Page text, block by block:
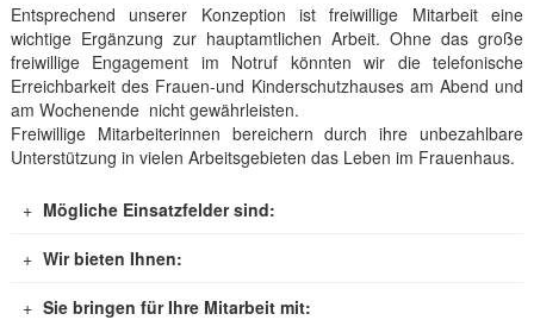
Entsprechend unserer Konzeption ist freiwillige Mitarbeit eine
wichtige Ergänzung zur hauptamtlichen Arbeit. Ohne das große
freiwillige Engagement im Notruf könnten wir die telefonische
Erreichbarkeit des Frauen-und Kinderschutzhauses am Abend und
am Wochenende nicht gewährleisten.
Freiwillige Mitarbeiterinnen bereichern durch ihre unbezahlbare
Unterstützung in vielen Arbeitsgebieten das Leben im Frauenhaus.
Mögliche Einsatzfelder sind:
Wir bieten Ihnen:
Sie bringen für Ihre Mitarbeit mit: